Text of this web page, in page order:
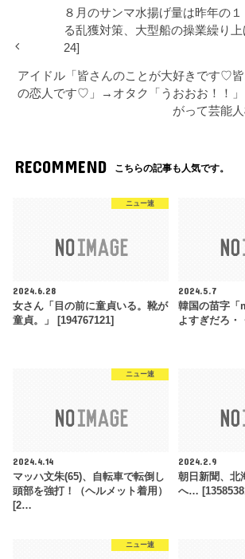
８月のサンマ水揚げ量は昨年の
る乱獲対策、大型船の操業繰り
24]
アイドル「皆さんのことが大好きです♡
の恋人です♡」→オタク「うおおお！！
がって芸能
RECOMMEND こちらの記事も人気です。
ニュー速
2024.6.28
女さん「目の前に童貞いる。靴が
童貞。」 [194767121]
2024.5.7
韓国の苗字「
よすぎだろ・
ニュー速
2024.4.14
マッハ文朱(65)、自転車で転倒し
頭部を強打！（ヘルメット着用）
[2…
2024.2.9
朝日新聞、北
へ…
ニュー速